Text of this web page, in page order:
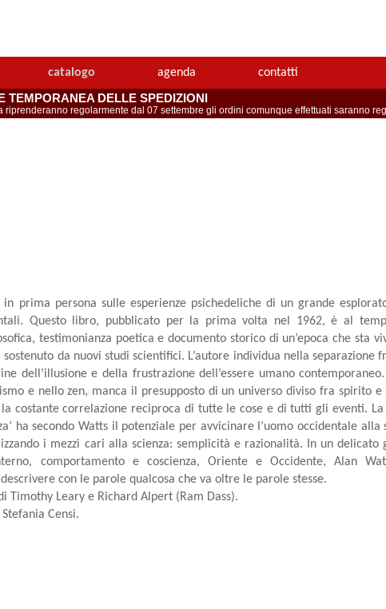
catalogo agenda contatti
TEMPORANEA DELLE SPEDIZIONI
regolarmente dal 07 settembre gli ordini comunque effettuati saranno
in prima persona sulle esperienze psichedeliche di un grande
Questo libro, pubblicato per la prima volta nel 1962, è al
testimonianza poetica e documento storico di un’epoca che sta
da nuovi studi scientifici. L’autore individua nella separazione
dell’illusione e della frustrazione dell’essere umano
e nello zen, manca il presupposto di un universo diviso fra spirito e
costante correlazione reciproca di tutte le cose e di tutti gli eventi. La
ha secondo Watts il potenziale per avvicinare l’uomo occidentale alla
i mezzi cari alla scienza: semplicità e razionalità. In un delicato
comportamento e coscienza, Oriente e Occidente, Alan
con le parole qualcosa che va oltre le parole stesse.
Timothy Leary e Richard Alpert (Ram Dass).
Censi.